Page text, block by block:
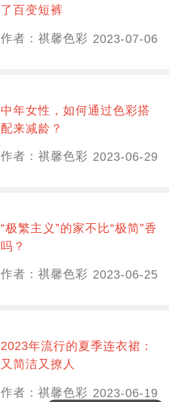
了百变短裤
作者：祺馨色彩 2023-07-06
中年女性，如何通过色彩搭
配来减龄？
作者：祺馨色彩 2023-06-29
“极繁主义”的家不比“极简”香
吗？
作者：祺馨色彩 2023-06-25
2023年流行的夏季连衣裙：
又简洁又撩人
作者：祺馨色彩 2023-06-19